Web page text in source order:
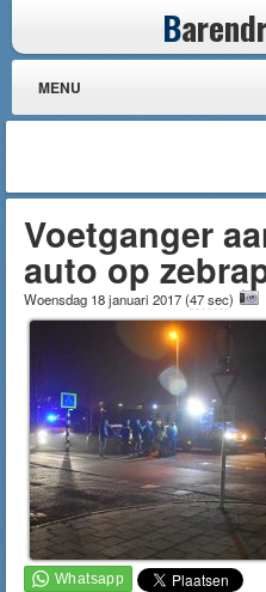
B
MENU
Voetganger
auto op
Woensdag 18 januari 2017(47 sec)